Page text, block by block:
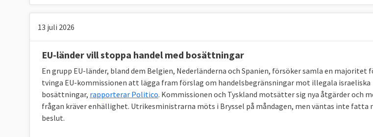
13 juli 2026
EU-länder vill stoppa handel med bosättningar
En grupp EU-länder, bland dem Belgien, Nederländerna och Spanien, försöker samla en majoritet
tvinga EU-kommissionen att lägga fram förslag om handelsbegränsningar mot illegala israeliska
bosättningar, rapporterar Politico. Kommissionen och Tyskland motsätter sig nya åtgärder och
frågan kräver enhällighet. Utrikesministrarna möts i Bryssel på måndagen, men väntas inte fatta
beslut.